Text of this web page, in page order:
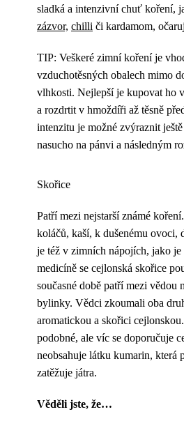
sladká a intenzivní chuť koření,
zázvor, chilli či kardamom,
TIP: Veškeré zimní koření je
vzduchotěsných obalech mimo
vlhkosti. Nejlepší je kupovat ho
a rozdrtit v hmoždíři až těsně
intenzitu je možné zvýraznit
nasucho na pánvi a následným
Skořice
Patří mezi nejstarší známé
koláčů, kaší, k dušenému ovoci,
je též v zimních nápojích, jako
medicíně se cejlonská skořice
současné době patří mezi vědou
bylinky. Vědci zkoumali oba
aromatickou a skořici
podobné, ale víc se doporučuje
neobsahuje látku kumarin, která
zatěžuje játra.
Věděli jste, že…